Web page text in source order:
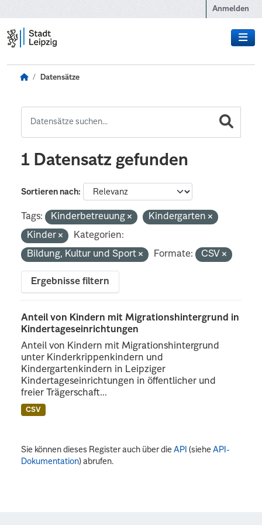
Anmelden
Datensätze
1 Datensatz gefunden
Sortieren nach
Tags: Kinderbetreuung
Kindergarten
Kinder
Kategorien:
Bildung, Kultur und Sport
Formate: CSV
Ergebnisse filtern
Anteil von Kindern mit Migrationshintergrund in
Kindertageseinrichtungen
Anteil von Kindern mit Migrationshintergrund
unter Kinderkrippenkindern und
Kindergartenkindern in Leipziger
Kindertageseinrichtungen in öffentlicher und
freier Trägerschaft...
CSV
Sie können dieses Register auch über dieAPI (sieheAPI-
Dokumentation) abrufen.